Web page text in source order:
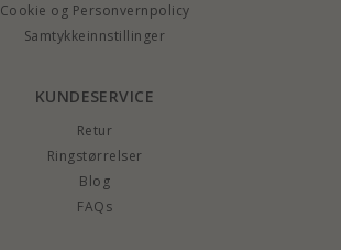
Cookie og Personvernpolicy
Samtykkeinnstillinger
KUNDESERVICE
Retur
Ringstørrelser
Blog
FAQs